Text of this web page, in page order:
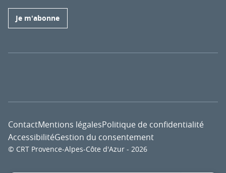
Je m'abonne
© CRT Provence-Alpes-Côte d'Azur - 2026
ContactMentions légalesPolitique de confidentialité
AccessibilitéGestion du consentement